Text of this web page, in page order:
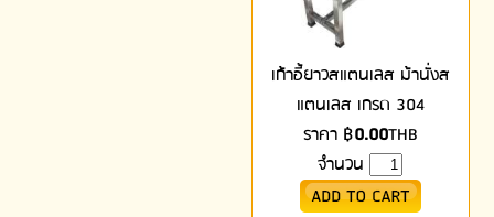
เก้าอี้ยาวสแตนเลส ม้านั่งส
แตนเลส เกรด 304
ราคา ฿0.00THB
จำนวน